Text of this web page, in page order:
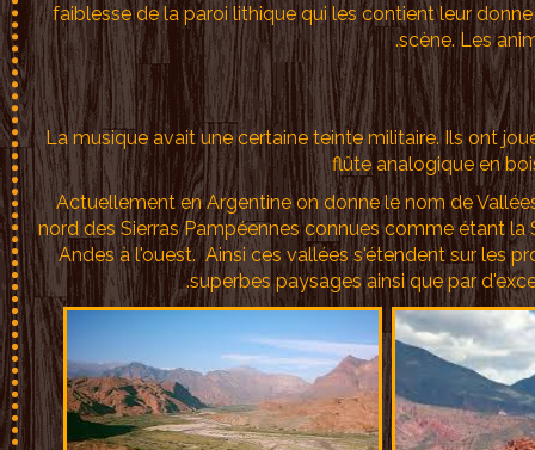
faiblesse de la paroi lithique qui les contient leur
scène. Les
La musique avait une certaine teinte militaire. Ils ont
flûte analogique en
Actuellement en Argentine on donne le nom de
nord des Sierras Pampéennes connues comme étant
Andes à l'ouest. Ainsi ces vallées s'étendent sur les
superbes paysages ainsi que par